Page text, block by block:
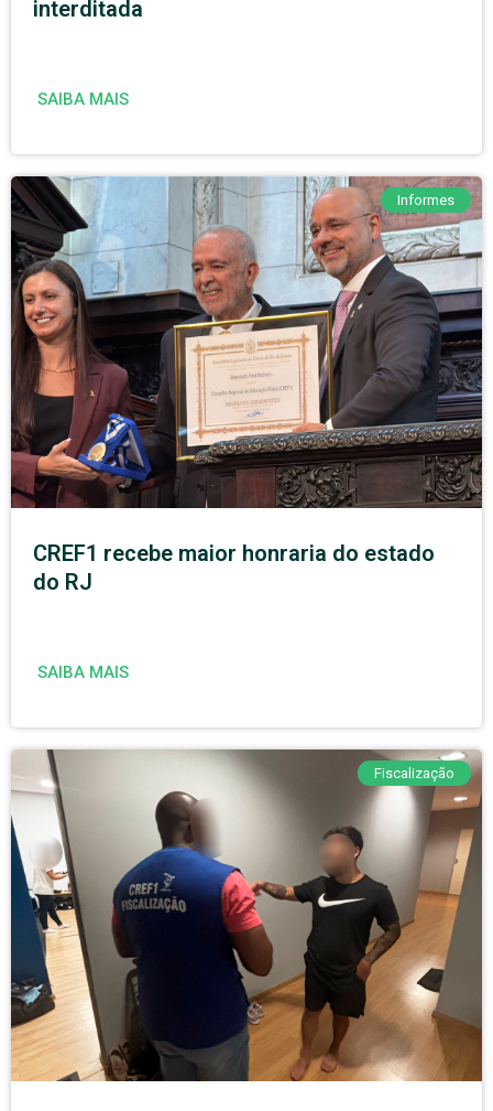
interditada
SAIBA MAIS
Informes
CREF1 recebe maior honraria do estado
do RJ
SAIBA MAIS
Fiscalização